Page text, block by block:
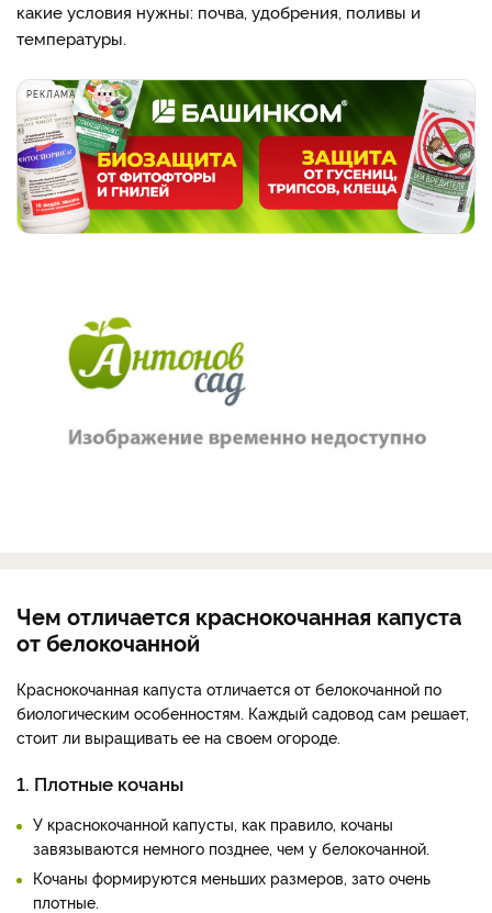
какие условия нужны: почва, удобрения, поливы и
температуры.
РЕКЛАМА
Чем отличается краснокочанная капуста
от белокочанной
Краснокочанная капуста отличается от белокочанной по
биологическим особенностям. Каждый садовод сам решает,
стоит ли выращивать ее на своем огороде.
1. Плотные кочаны
У краснокочанной капусты, как правило, кочаны
завязываются немного позднее, чем у белокочанной.
Кочаны формируются меньших размеров, зато очень
плотные.